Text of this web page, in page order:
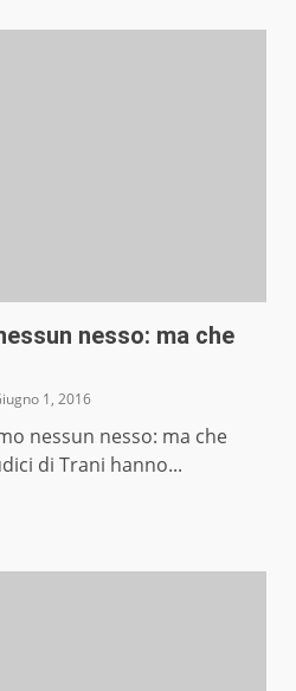
nesso: ma che
1, 2016
nessun nesso: ma che
di Trani hanno...